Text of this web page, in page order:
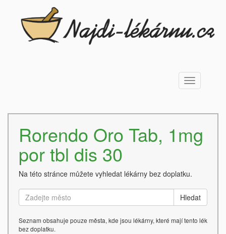
Toggle
navigation
Rorendo Oro Tab, 1mg
por tbl dis 30
Na této stránce můžete vyhledat lékárny bez doplatku.
Hledat
Seznam obsahuje pouze města, kde jsou lékárny, které mají tento lék
bez doplatku.